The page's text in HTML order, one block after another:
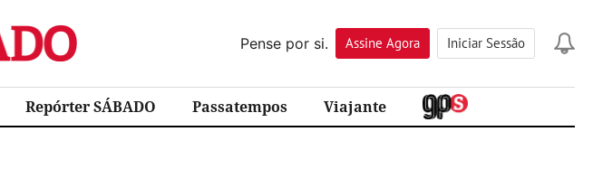
Pense por si.
Assine Agora Iniciar Sessão
Repórter SÁBADO Passatempos Viajante